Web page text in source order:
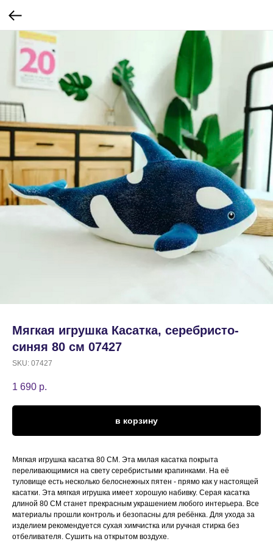
Мягкая игрушка Касатка, серебристо-
синяя 80 см 07427
SKU: 07427
1 690 р.
в корзину
Мягкая игрушка касатка 80 СМ. Эта милая касатка покрыта
переливающимися на свету серебристыми крапинками. На её
туловище есть несколько белоснежных пятен - прямо как у настоящей
касатки. Эта мягкая игрушка имеет хорошую набивку. Серая касатка
длиной 80 СМ станет прекрасным украшением любого интерьера. Все
материалы прошли контроль и безопасны для ребёнка. Для ухода за
изделием рекомендуется сухая химчистка или ручная стирка без
отбеливателя. Сушить на открытом воздухе.